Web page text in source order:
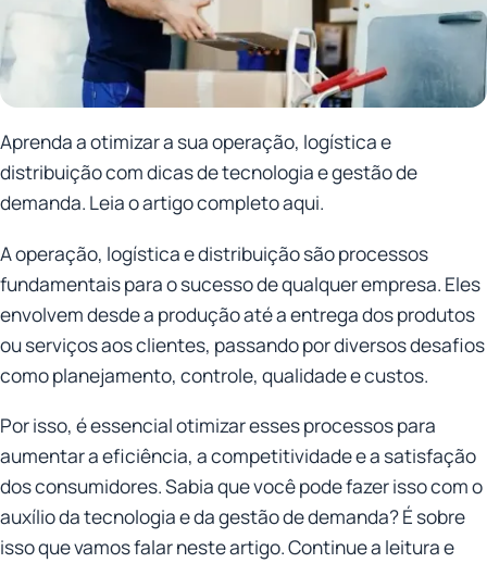
Aprenda a otimizar a sua operação, logística e
distribuição com dicas de tecnologia e gestão de
demanda. Leia o artigo completo aqui.
A operação, logística e distribuição são processos
fundamentais para o sucesso de qualquer empresa. Eles
envolvem desde a produção até a entrega dos produtos
ou serviços aos clientes, passando por diversos desafios
como planejamento, controle, qualidade e custos.
Por isso, é essencial otimizar esses processos para
aumentar a eficiência, a competitividade e a satisfação
dos consumidores. Sabia que você pode fazer isso com o
auxílio da tecnologia e da gestão de demanda? É sobre
isso que vamos falar neste artigo. Continue a leitura e